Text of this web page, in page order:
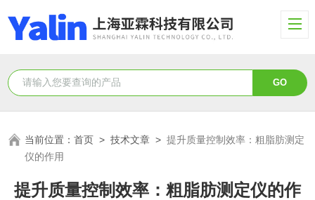
当前位置：首页 >技术文章 >提升质量控制效率：粗脂肪测定
仪的作用
提升质量控制效率：粗脂肪测定仪的作